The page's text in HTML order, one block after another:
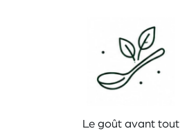
Le goût avant tout